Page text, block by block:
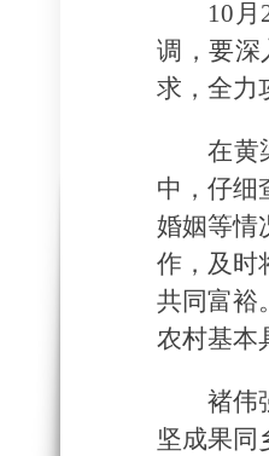
10
调，要深
求，全力
在黄
中，仔细
婚姻等情
作 ，及
共同富裕
农村基本
褚伟
坚成果同